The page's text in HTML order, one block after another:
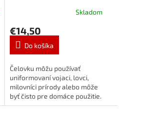
Skladom
€14,50
Do košíka
Čelovku môžu používať
uniformovaní vojaci, lovci,
milovníci prírody alebo môže
byť čisto pre domáce použitie.
Umožňuje vám vykonávať